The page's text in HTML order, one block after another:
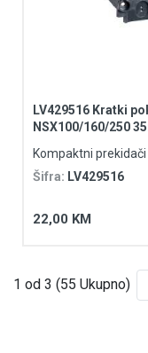
LV429516 Kratki
NSX100/160/250
Kompaktni prekidači
Šifra: LV429516
22,00 KM
1 od 3 (55 Ukupno)